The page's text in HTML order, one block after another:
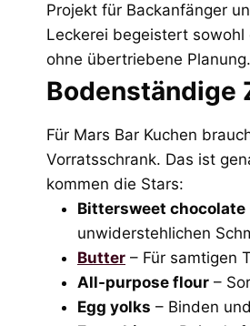
Projekt für Backanfänger
Leckerei begeistert sowohl
ohne übertriebene Planung.
Bodenständige
Für Mars Bar Kuchen
Vorratsschrank. Das ist
kommen die Stars:
Bittersweet chocolate
unwiderstehlichen
Butter – Für samtigen
All-purpose flour –
Egg yolks – Binden